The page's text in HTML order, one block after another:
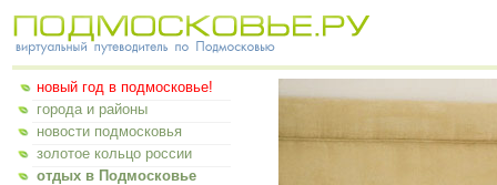
новый год в подмосковье!
города и районы
новости подмосковья
золотое кольцо россии
отдых в Подмосковье